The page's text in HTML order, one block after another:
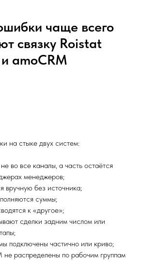
чаще всего
связку Roistat
и amoCRM
на стыке двух систем:
во все каналы, а часть остаётся
менеджеров;
вручную без источника;
суммы;
к «другое»;
сделки задним числом или
подключены частично или криво;
не распределены по рабочим группам